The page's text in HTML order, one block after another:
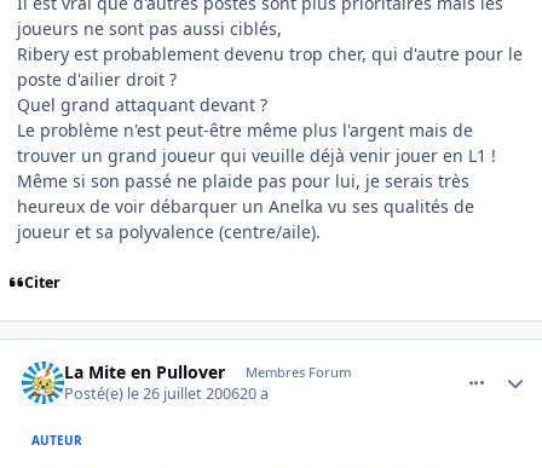
joueurs ne sont pas aussi ciblés,
Ribery est probablement devenu trop cher, qui d'autre pour le
poste d'ailier droit ?
Quel grand attaquant devant ?
Le problème n'est peut-être même plus l'argent mais de
trouver un grand joueur qui veuille déjà venir jouer en L1 !
Même si son passé ne plaide pas pour lui, je serais très
heureux de voir débarquer un Anelka vu ses qualités de
joueur et sa polyvalence (centre/aile).
Citer
La Mite en Pullover Membres Forum
Posté(e) le 26 juillet 200620 a
AUTEUR